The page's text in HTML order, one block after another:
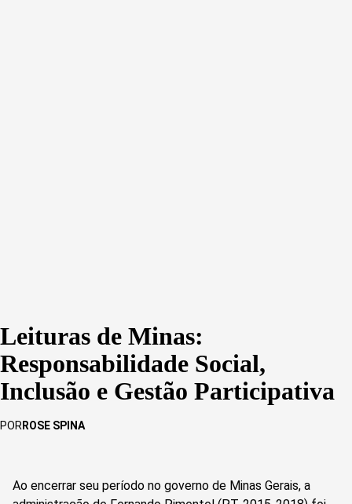
Leituras de Minas:
Responsabilidade Social,
Inclusão e Gestão Participativa
POR ROSE SPINA
Ao encerrar seu período no governo de Minas Gerais, a